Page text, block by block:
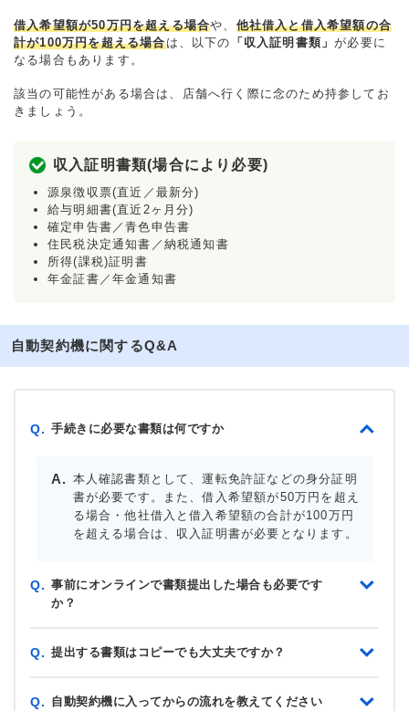
借入希望額が50万円を超える場合や、 他社借入と借入希望額の合
計が100万円を超える場合は、以下の 「収入証明書類」が必要に
なる場合もあります。
該当の可能性がある場合は、店舗へ行く際に念のため持参してお
きましょう。
収入証明書類(場合により必要)
源泉徴収票(直近／最新分)
給与明細書(直近2ヶ月分)
確定申告書／青色申告書
住民税決定通知書／納税通知書
所得(課税)証明書
年金証書／年金通知書
自動契約機に関するQ&A
Q. 手続きに必要な書類は何ですか
本人確認書類として、運転免許証などの身分証明
書が必要です。また、借入希望額が50万円を超え
る場合・他社借入と借入希望額の合計が100万円
を超える場合は、収入証明書が必要となります。
Q. 事前にオンラインで書類提出した場合も必要です
か？
Q. 提出する書類はコピーでも大丈夫ですか？
Q. 自動契約機に入ってからの流れを教えてください